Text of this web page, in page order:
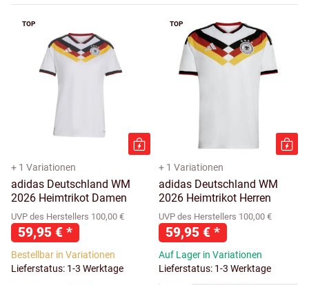
TOP
+ 1 Variationen
adidas Deutschland WM
2026 Heimtrikot Damen
UVP des Herstellers 100,00 €
59,95 € *
Bestellbar in Variationen
Lieferstatus: 1-3 Werktage
TOP
+ 1 Variationen
adidas Deutschland WM
2026 Heimtrikot Herren
UVP des Herstellers 100,00 €
59,95 € *
Auf Lager in Variationen
Lieferstatus: 1-3 Werktage